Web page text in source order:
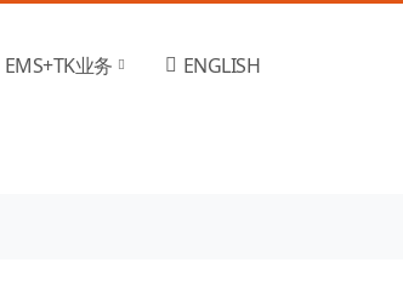
EMS+TK业务 ENGLISH